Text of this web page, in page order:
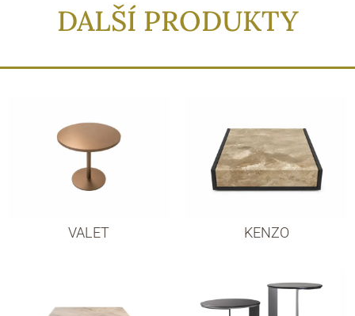
DALŠÍ PRODUKTY
VALET KENZO